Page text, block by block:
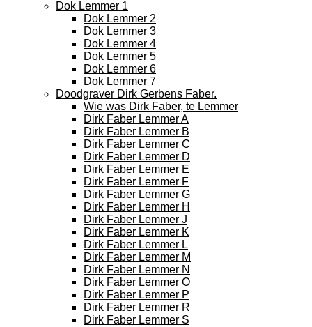
Dok Lemmer 1
Dok Lemmer 2
Dok Lemmer 3
Dok Lemmer 4
Dok Lemmer 5
Dok Lemmer 6
Dok Lemmer 7
Doodgraver Dirk Gerbens Faber.
Wie was Dirk Faber, te Lemmer
Dirk Faber Lemmer A
Dirk Faber Lemmer B
Dirk Faber Lemmer C
Dirk Faber Lemmer D
Dirk Faber Lemmer E
Dirk Faber Lemmer F
Dirk Faber Lemmer G
Dirk Faber Lemmer H
Dirk Faber Lemmer J
Dirk Faber Lemmer K
Dirk Faber Lemmer L
Dirk Faber Lemmer M
Dirk Faber Lemmer N
Dirk Faber Lemmer O
Dirk Faber Lemmer P
Dirk Faber Lemmer R
Dirk Faber Lemmer S